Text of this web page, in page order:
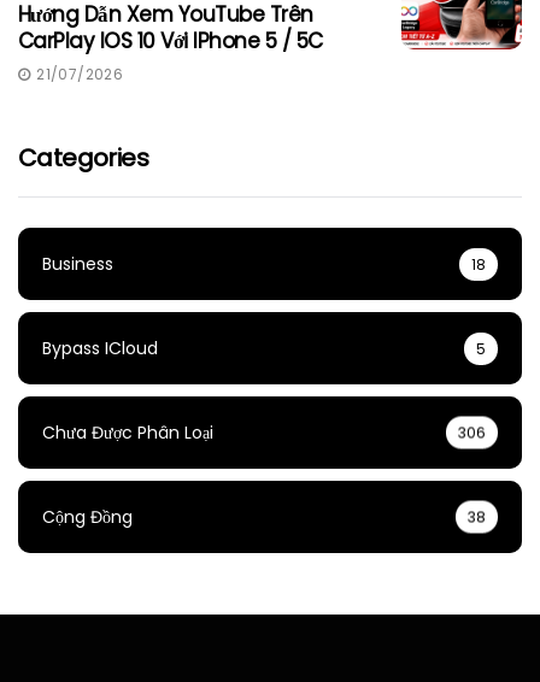
Hướng Dẫn Xem YouTube Trên
CarPlay IOS 10 Với IPhone 5 / 5C
21/07/2026
Categories
Business 18
Bypass ICloud 5
Chưa Được Phân Loại 306
Cộng Đồng 38